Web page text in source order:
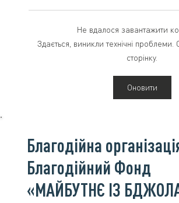
Допомога, що рятує життя
Не вдалося завантажити
Здається, виникли технічні
сторінку.
Оновити
Благодійна
Благодійний Фонд
«МАЙБУТНЄ ІЗ